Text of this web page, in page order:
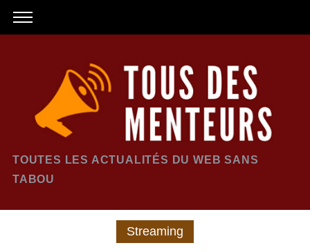
TOUTES LES ACTUALITÉS DU WEB SANS
TABOU
Streaming